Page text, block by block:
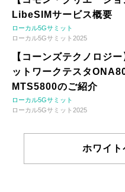
LibeSIMサービス概要
ローカル5Gサミット
ローカル5Gサミット2025
【コーンズテクノロ
ットワークテスタ
MTS5800のご紹介
ローカル5Gサミット
ローカル5Gサミット2025
ホワイト